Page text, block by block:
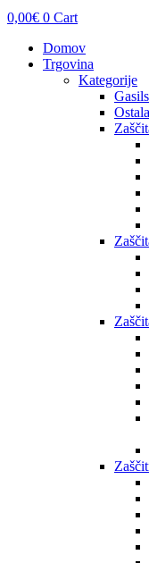
0,00€ 0 Cart
Domov
Trgovina
Kategorije